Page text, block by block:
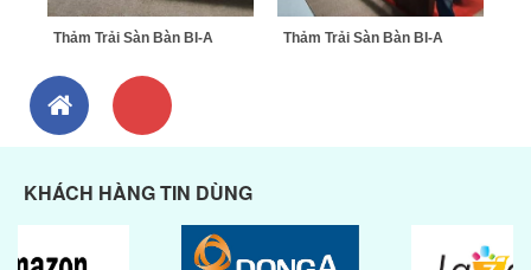
Thảm Trải Sàn Bàn BI-A Thảm Trải Sàn Bàn BI-A
KHÁCH HÀNG TIN DÙNG